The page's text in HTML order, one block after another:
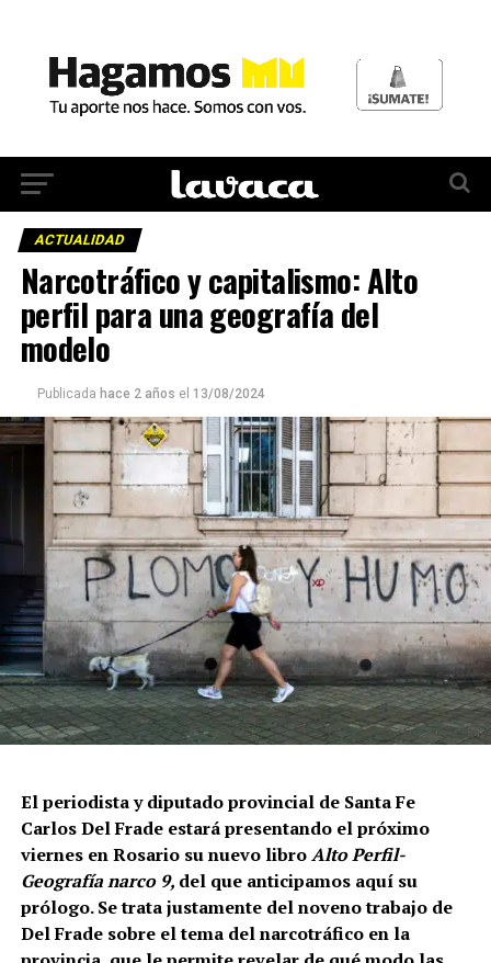
ACTUALIDAD
Narcotráfico y capitalismo: Alto
perfil para una geografía del
modelo
Publicada hace 2 años el 13/08/2024
El periodista y diputado provincial de Santa Fe
Carlos Del Frade estará presentando el próximo
viernes en Rosario su nuevo libroAlto Perfil-
Geografía narco 9, del que anticipamos aquí su
prólogo. Se trata justamente del noveno trabajo de
Del Frade sobre el tema del narcotráfico en la